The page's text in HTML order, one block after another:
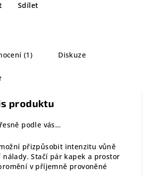
Sdílet
(1) Diskuze
produktu
podle vás…
přizpůsobit intenzitu vůně
nálady. Stačí pár kapek a prostor
v příjemně provoněné